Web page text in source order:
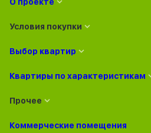
Условия покупки
Выбор квартир
Квартиры по характеристикам
Прочее
Коммерческие помещения